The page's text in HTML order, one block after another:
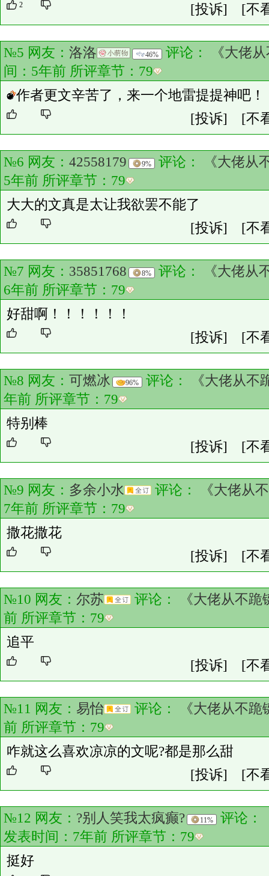
2 [投诉] [不
№5 网友： 洛洛 46% 评论：
《大佬
间：5年前 所评章节： 79
作者更文辛苦了，来一个地雷提提神吧！
[投诉]
[不
№6 网友： 42558179 9% 评论：
《大佬从
5年前 所评章节： 79
大大的文真是太让我欲罢不能了
[投诉]
[不
№7 网友： 35851768 8% 评论：
《大佬从
6年前 所评章节： 79
好甜啊！！！！！！
[投诉]
[不
№8 网友： 可燃冰 96% 评论：
《大佬从不
年前 所评章节： 79
特别棒
[投诉]
[不
№9 网友： 多余小水 评论：
《大佬从
7年前 所评章节： 79
撒花撒花
[投诉]
[不
№10 网友： 尔苏 评论：
《大佬从不跪
前 所评章节： 79
追平
[投诉]
[不
№11 网友： 易怡 评论：
《大佬从不跪
前 所评章节： 79
咋就这么喜欢凉凉的文呢?都是那么甜
[投诉]
[不
№12 网友： ?别人笑我太疯癫? 11% 评论：
发表时间：7年前 所评章节： 79
挺好